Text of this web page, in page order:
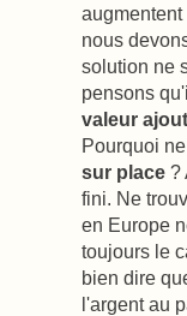
nous
solution ne
pensons
valeur
Pourquoi
sur place ?
fini. Ne
en Europe
toujours le
bien dire
l'argent au